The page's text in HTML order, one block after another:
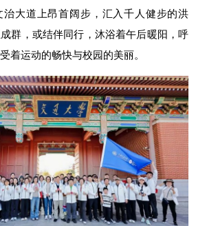
治大道上昂首阔步，汇入千人健步的洪
群，或结伴同行，沐浴着午后暖阳，呼
着运动的畅快与校园的美丽。